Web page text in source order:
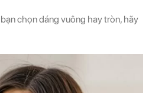
chọn dáng vuông hay tròn, hãy